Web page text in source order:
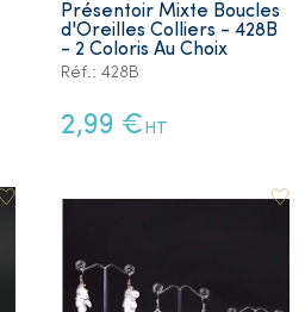
Présentoir Mixte Boucles
d'Oreilles Colliers - 428B
- 2 Coloris Au Choix
Réf.: 428B
2,99 € HT